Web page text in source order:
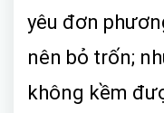
yêu đơn
nên bỏ trốn;
không kềm